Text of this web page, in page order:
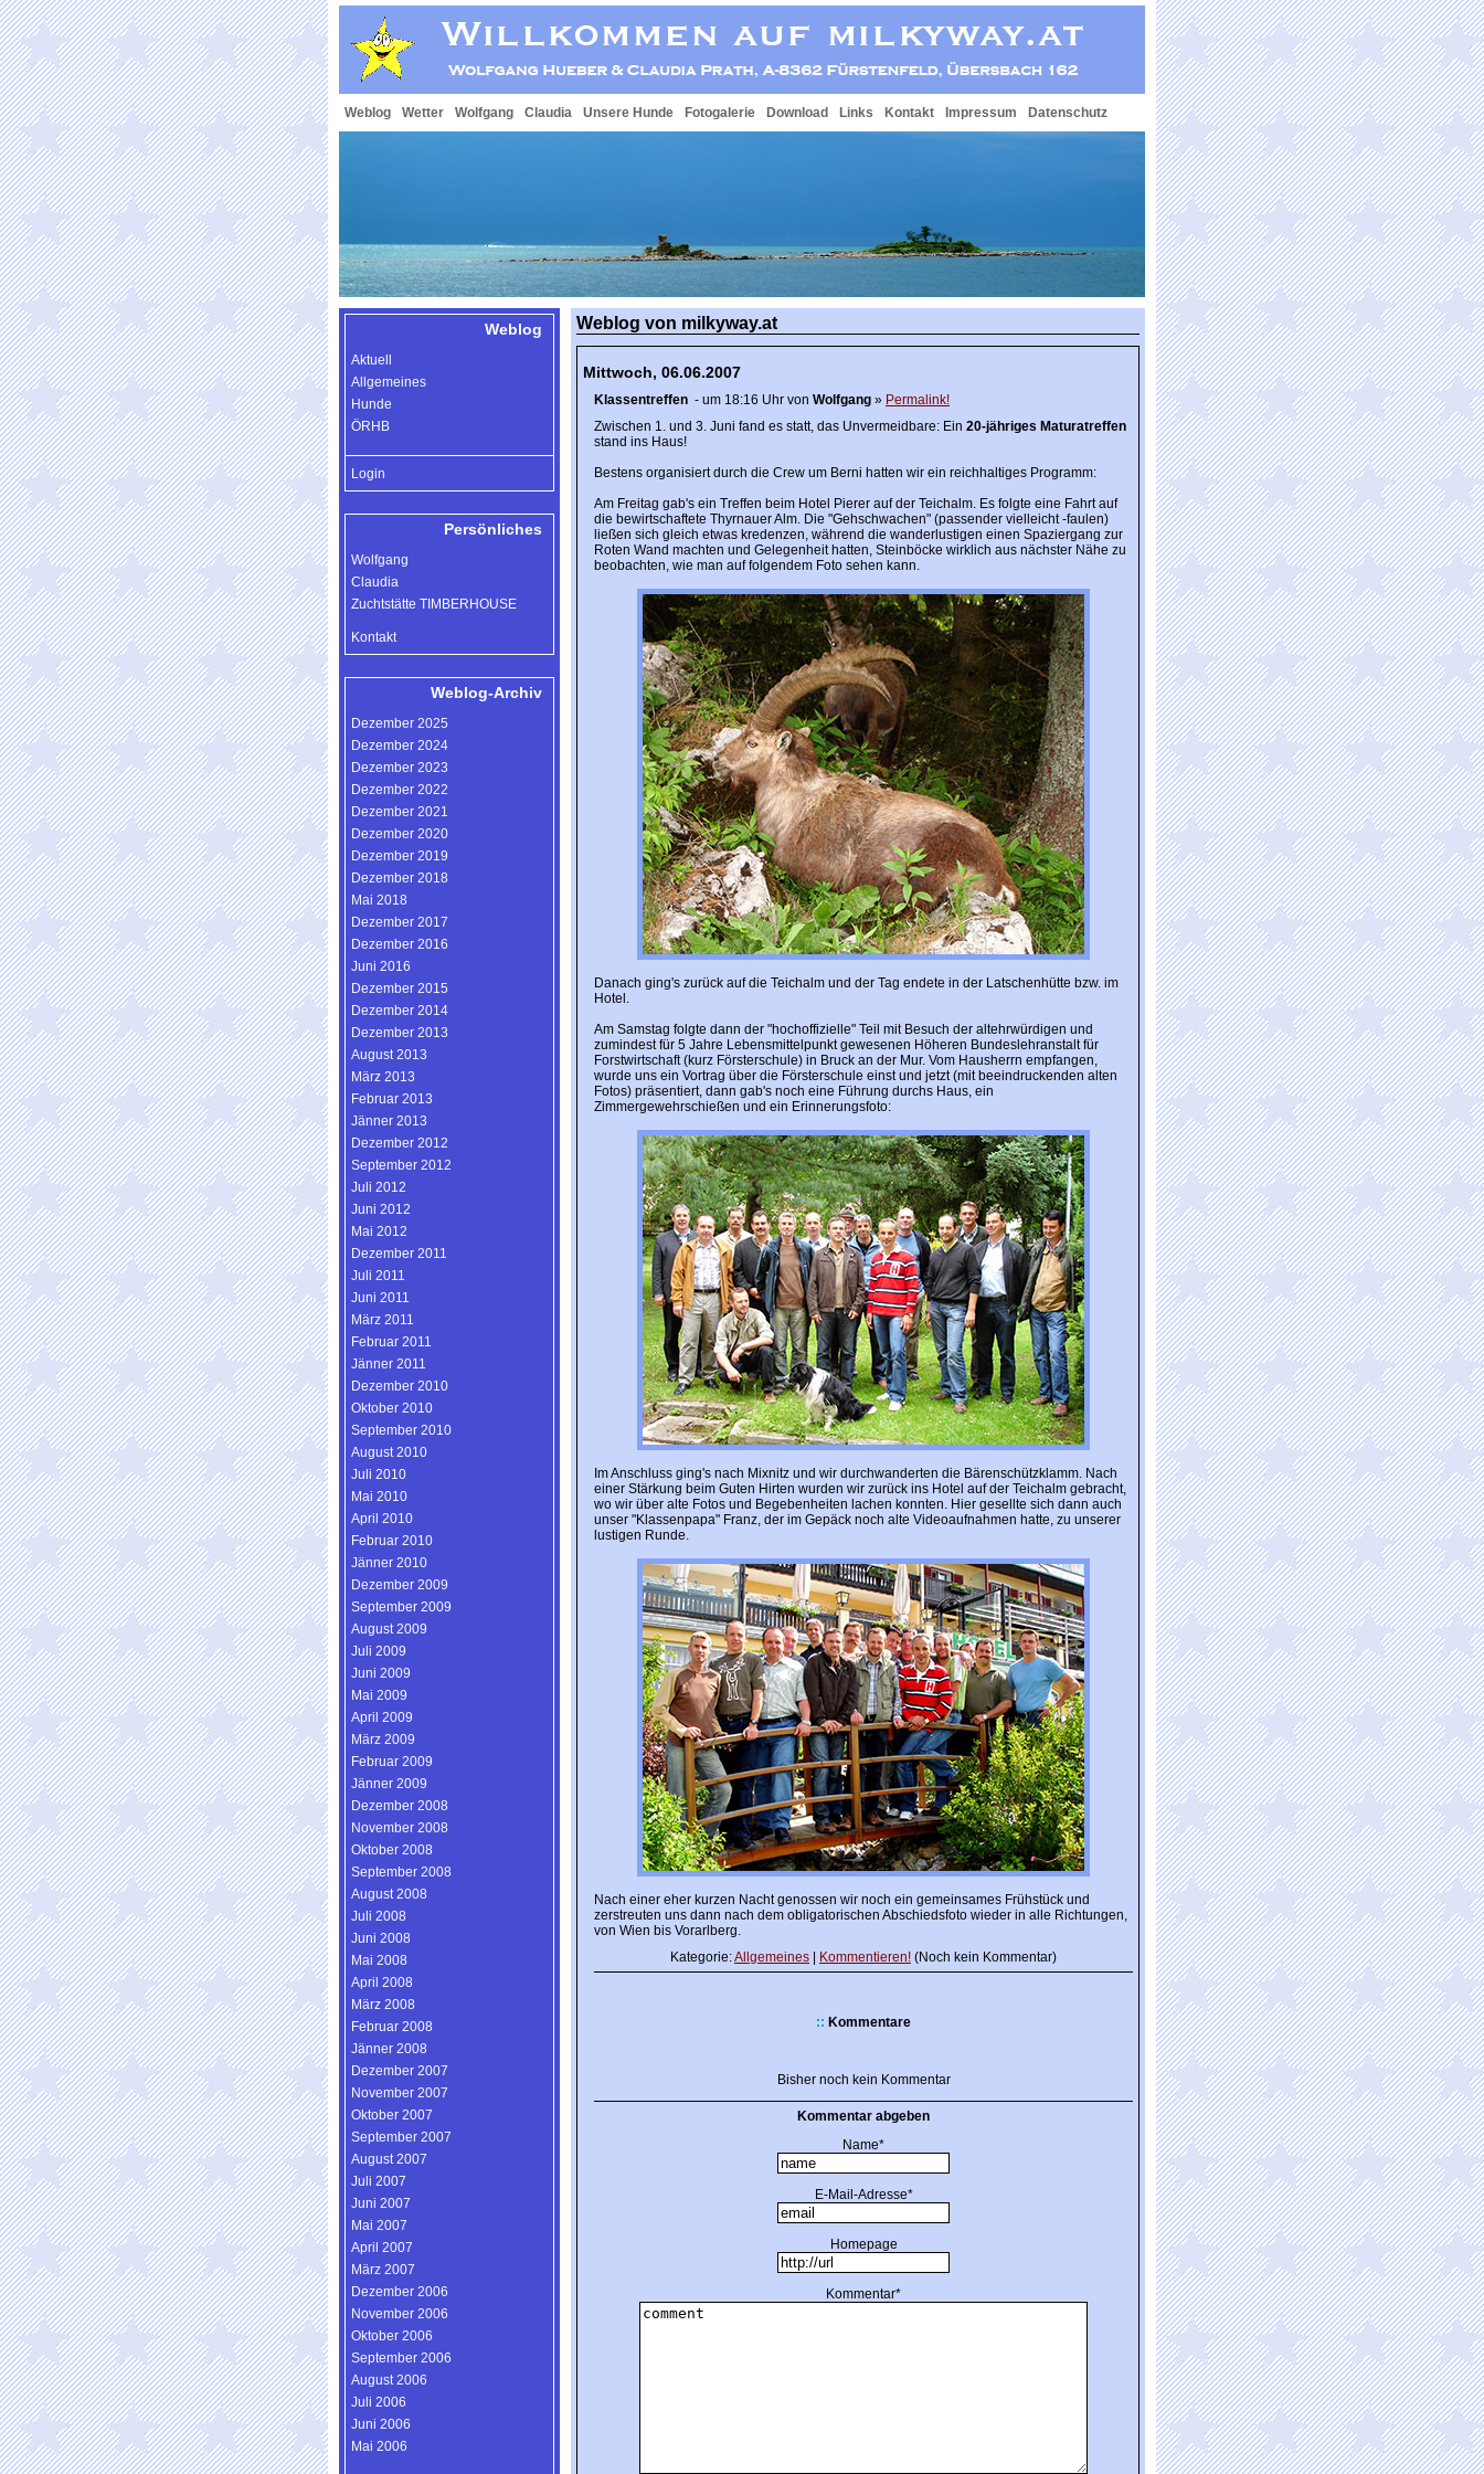
Weblog Wetter Wolfgang Claudia Unsere Hunde Fotogalerie Download Links Kontakt Impressum Datenschutz
Weblog von milkyway.at
Mittwoch, 06.06.2007
Klassentreffen - um 18:16 Uhr von Wolfgang » Permalink!
Zwischen 1. und 3. Juni fand es statt, das Unvermeidbare: Ein 20-jähriges Maturatreffen
stand ins Haus!
Bestens organisiert durch die Crew um Berni hatten wir ein reichhaltiges Programm:
Am Freitag gab's ein Treffen beim Hotel Pierer auf der Teichalm. Es folgte eine Fahrt auf
die bewirtschaftete Thyrnauer Alm. Die "Gehschwachen" (passender vielleicht -faulen)
ließen sich gleich etwas kredenzen, während die wanderlustigen einen Spaziergang zur
Roten Wand machten und Gelegenheit hatten, Steinböcke wirklich aus nächster Nähe zu
beobachten, wie man auf folgendem Foto sehen kann.
Danach ging's zurück auf die Teichalm und der Tag endete in der Latschenhütte bzw. im
Hotel.
Am Samstag folgte dann der "hochoffizielle" Teil mit Besuch der altehrwürdigen und
zumindest für 5 Jahre Lebensmittelpunkt gewesenen Höheren Bundeslehranstalt für
Forstwirtschaft (kurz Försterschule) in Bruck an der Mur. Vom Hausherrn empfangen,
wurde uns ein Vortrag über die Försterschule einst und jetzt (mit beeindruckenden alten
Fotos) präsentiert, dann gab's noch eine Führung durchs Haus, ein
Zimmergewehrschießen und ein Erinnerungsfoto:
Im Anschluss ging's nach Mixnitz und wir durchwanderten die Bärenschützklamm. Nach
einer Stärkung beim Guten Hirten wurden wir zurück ins Hotel auf der Teichalm gebracht,
wo wir über alte Fotos und Begebenheiten lachen konnten. Hier gesellte sich dann auch
unser "Klassenpapa" Franz, der im Gepäck noch alte Videoaufnahmen hatte, zu unserer
lustigen Runde.
Nach einer eher kurzen Nacht genossen wir noch ein gemeinsames Frühstück und
zerstreuten uns dann nach dem obligatorischen Abschiedsfoto wieder in alle Richtungen,
von Wien bis Vorarlberg.
Kategorie:Allgemeines Kommentieren! (Noch kein Kommentar)
:: Kommentare
Bisher noch kein Kommentar
Kommentar abgeben
Name*
E-Mail-Adresse*
Homepage
Kommentar*
Weblog
Aktuell
Allgemeines
Hunde
ÖRHB
Login
Persönliches
Wolfgang
Claudia
Zuchtstätte TIMBERHOUSE
Kontakt
Weblog-Archiv
Dezember 2025
Dezember 2024
Dezember 2023
Dezember 2022
Dezember 2021
Dezember 2020
Dezember 2019
Dezember 2018
Mai 2018
Dezember 2017
Dezember 2016
Juni 2016
Dezember 2015
Dezember 2014
Dezember 2013
August 2013
März 2013
Februar 2013
Jänner 2013
Dezember 2012
September 2012
Juli 2012
Juni 2012
Mai 2012
Dezember 2011
Juli 2011
Juni 2011
März 2011
Februar 2011
Jänner 2011
Dezember 2010
Oktober 2010
September 2010
August 2010
Juli 2010
Mai 2010
April 2010
Februar 2010
Jänner 2010
Dezember 2009
September 2009
August 2009
Juli 2009
Juni 2009
Mai 2009
April 2009
März 2009
Februar 2009
Jänner 2009
Dezember 2008
November 2008
Oktober 2008
September 2008
August 2008
Juli 2008
Juni 2008
Mai 2008
April 2008
März 2008
Februar 2008
Jänner 2008
Dezember 2007
November 2007
Oktober 2007
September 2007
August 2007
Juli 2007
Juni 2007
Mai 2007
April 2007
März 2007
Dezember 2006
November 2006
Oktober 2006
September 2006
August 2006
Juli 2006
Juni 2006
Mai 2006